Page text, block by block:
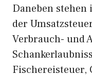
Daneben
der
Verbrauch- und
Fischereisteuer,